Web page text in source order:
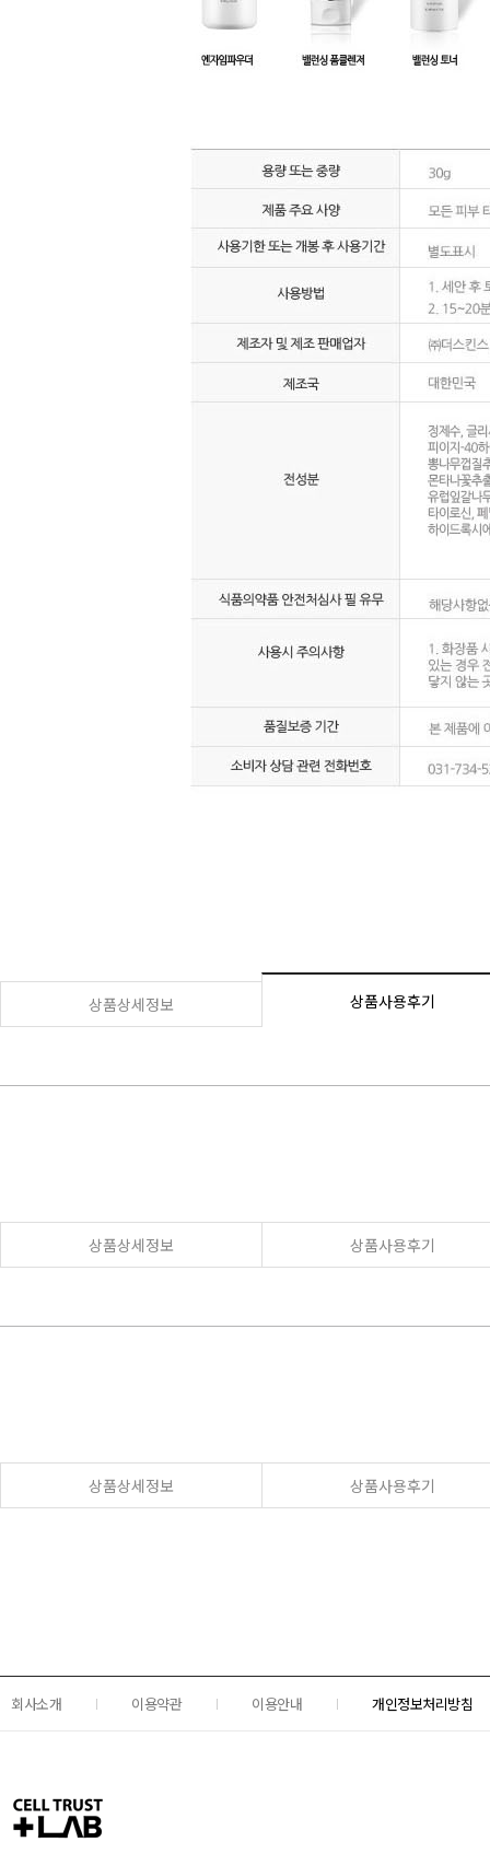
상품상세정보 상품사용후기
상품상세정보 상품사용후기
상품상세정보 상품사용후기
회사소개 이용약관 이용안내 개인정보처리방침